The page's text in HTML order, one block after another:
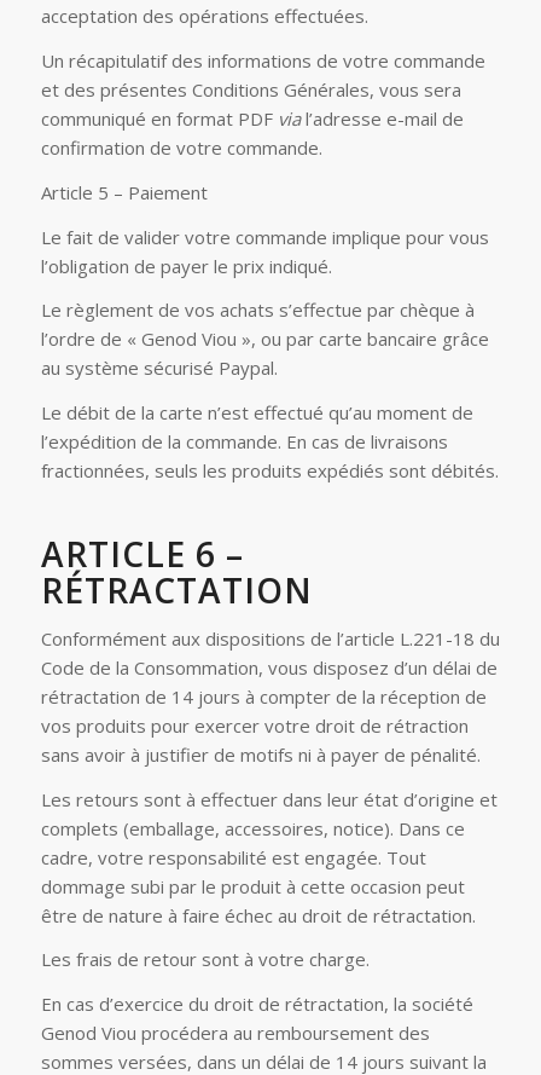
acceptation des opérations effectuées.
Un récapitulatif des informations de votre commande
et des présentes Conditions Générales, vous sera
communiqué en format PDF vial’adresse e-mail de
confirmation de votre commande.
Article 5 – Paiement
Le fait de valider votre commande implique pour vous
l’obligation de payer le prix indiqué.
Le règlement de vos achats s’effectue par chèque à
l’ordre de « Genod Viou », ou par carte bancaire grâce
au système sécurisé Paypal.
Le débit de la carte n’est effectué qu’au moment de
l’expédition de la commande. En cas de livraisons
fractionnées, seuls les produits expédiés sont débités.
ARTICLE 6 –
RÉTRACTATION
Conformément aux dispositions de l’article L.221-18 du
Code de la Consommation, vous disposez d’un délai de
rétractation de 14 jours à compter de la réception de
vos produits pour exercer votre droit de rétraction
sans avoir à justifier de motifs ni à payer de pénalité.
Les retours sont à effectuer dans leur état d’origine et
complets (emballage, accessoires, notice). Dans ce
cadre, votre responsabilité est engagée. Tout
dommage subi par le produit à cette occasion peut
être de nature à faire échec au droit de rétractation.
Les frais de retour sont à votre charge.
En cas d’exercice du droit de rétractation, la société
Genod Viou procédera au remboursement des
sommes versées, dans un délai de 14 jours suivant la